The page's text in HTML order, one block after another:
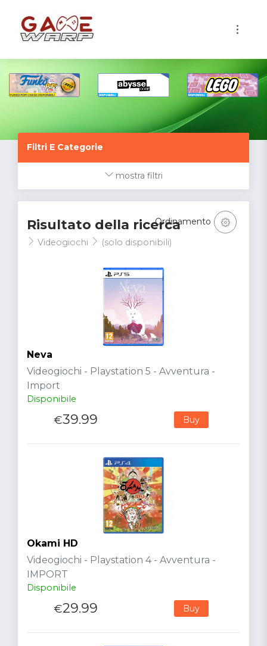
Filtri E Categorie
mostra filtri
Risultato della ricerca
Videogiochi (solo disponibili)
Ordinamento
Neva
Videogiochi - Playstation 5 - Avventura -
Import
Disponibile
€39.99 Buy
Okami HD
Videogiochi - Playstation 4 - Avventura -
IMPORT
Disponibile
€29.99 Buy